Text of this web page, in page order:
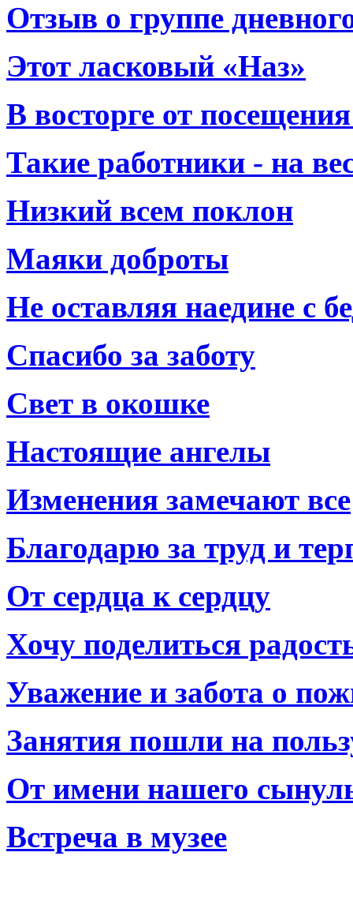
Отзыв о группе
Этот ласковый «Наз»
В восторге от
Такие работники - на
Низкий всем поклон
Маяки доброты
Не оставляя наедине с
Спасибо за заботу
Свет в окошке
Настоящие ангелы
Изменения замечают все
Благодарю за труд и
От сердца к сердцу
Хочу поделиться
Уважение и забота о
Занятия пошли на
От имени нашего
Встреча в музее